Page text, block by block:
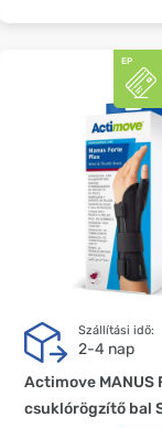
Szállítási idő:
2-4 nap
Actimove MANUS
csuklórögzítő bal